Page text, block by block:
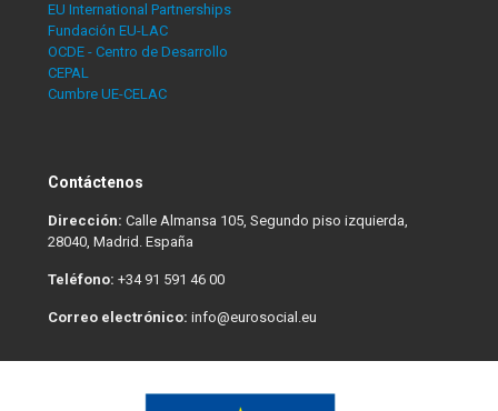
EU International Partnerships
Fundación EU-LAC
OCDE - Centro de Desarrollo
CEPAL
Cumbre UE-CELAC
Contáctenos
Dirección: Calle Almansa 105, Segundo piso izquierda,
28040, Madrid. España
Teléfono: +34 91 591 46 00
Correo electrónico: info@eurosocial.eu